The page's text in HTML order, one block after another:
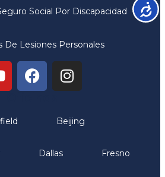
Social Por Discapacidad
De Lesiones Personales
Beijing
Dallas Fresno